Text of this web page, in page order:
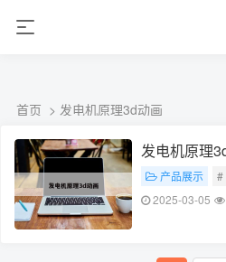
销售公司
首页 > 发电机原理3d动画
发电机原理
产品展示
#
2025-03-05